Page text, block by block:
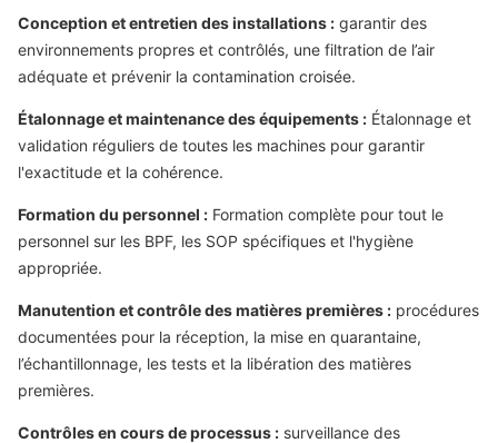
Conception et entretien des installations : garantir des
environnements propres et contrôlés, une filtration de l’air
adéquate et prévenir la contamination croisée.
Étalonnage et maintenance des équipements : Étalonnage et
validation réguliers de toutes les machines pour garantir
l'exactitude et la cohérence.
Formation du personnel : Formation complète pour tout le
personnel sur les BPF, les SOP spécifiques et l'hygiène
appropriée.
Manutention et contrôle des matières premières : procédures
documentées pour la réception, la mise en quarantaine,
l’échantillonnage, les tests et la libération des matières
premières.
Contrôles en cours de processus : surveillance des